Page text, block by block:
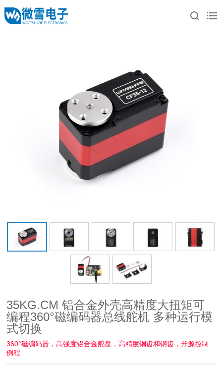
35KG.CM 铝合金外壳高精度大扭矩可
编程360°磁编码器总线舵机 多种运行模
式切换
360°磁编码器，高强度铝合金舵盘，高精度铜齿和钢齿，开源控制
例程